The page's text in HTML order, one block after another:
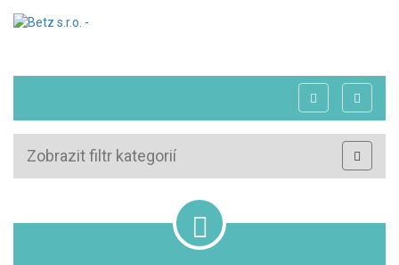
Zobrazit filtr kategorií